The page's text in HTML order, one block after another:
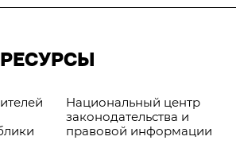
Национальный центр
законодательства и
правовой информации